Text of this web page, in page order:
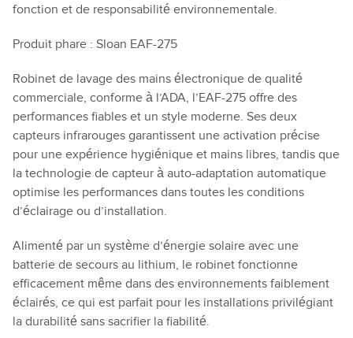
fonction et de responsabilité environnementale.
Produit phare : Sloan EAF-275
Robinet de lavage des mains électronique de qualité
commerciale, conforme à l’ADA, l’EAF-275 offre des
performances fiables et un style moderne. Ses deux
capteurs infrarouges garantissent une activation précise
pour une expérience hygiénique et mains libres, tandis que
la technologie de capteur à auto-adaptation automatique
optimise les performances dans toutes les conditions
d’éclairage ou d’installation.
Alimenté par un système d’énergie solaire avec une
batterie de secours au lithium, le robinet fonctionne
efficacement même dans des environnements faiblement
éclairés, ce qui est parfait pour les installations privilégiant
la durabilité sans sacrifier la fiabilité.